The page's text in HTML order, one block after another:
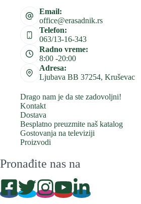
Email:
office@erasadnik.rs
Telefon:
063/13-16-343
Radno vreme:
8:00 -20:00
Adresa:
Ljubava BB 37254, Kruševac
Drago nam je da ste zadovoljni!
Kontakt
Dostava
Besplatno preuzmite naš katalog
Gostovanja na televiziji
Proizvodi
Pronađite nas na